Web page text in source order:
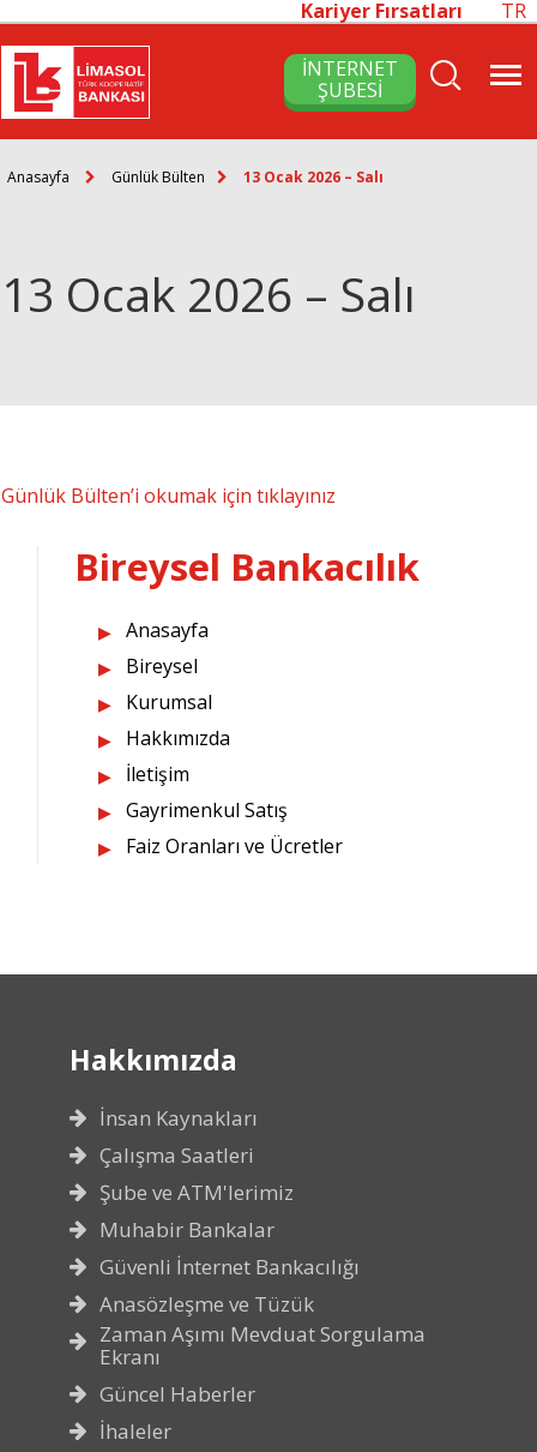
Kariyer Fırsatları TR
İNTERNET
ŞUBESİ
Anasayfa Günlük Bülten 13 Ocak 2026 – Salı
13 Ocak 2026 – Salı
Günlük Bülten’i okumak için tıklayınız
Bireysel Bankacılık
Anasayfa
Bireysel
Kurumsal
Hakkımızda
İletişim
Gayrimenkul Satış
Faiz Oranları ve Ücretler
Hakkımızda
İnsan Kaynakları
Çalışma Saatleri
Şube ve ATM'lerimiz
Muhabir Bankalar
Güvenli İnternet Bankacılığı
Anasözleşme ve Tüzük
Zaman Aşımı Mevduat Sorgulama
Ekranı
Güncel Haberler
İhaleler